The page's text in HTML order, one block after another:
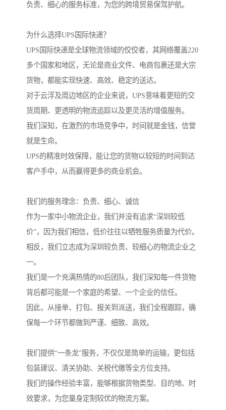
负责、细心的服务标准，为您的跨境贸易保驾护航。
为什么选择UPS国际快递？
UPS国际快递是全球物流领域的佼佼者，其网络覆盖220
多个国家和地区，无论是商业文件、电商包裹还是大宗
货物，都能实现快速、高效、稳定的送达。
对于云浮及周边地区的企业来说，UPS意味着更短的交
货周期、更透明的物流追踪以及更灵活的增值服务。
我们深知，在激烈的市场竞争中，时间就是金钱，信誉
就是生命。
UPS的精准时效保障，能让您的货物以较短的时间到达
客户手中，从而赢得更多的商业机会。
我们的服务理念：负责、细心、诚信
作为一家中小物流企业，我们并没有追求“深圳较低
价”，因为我们相信，低价往往以牺牲服务质量为代价。
相反，我们立志成为深圳较负责、较细心的物流企业之
一。
我们是一个充满热情的80后团队，我们深知每一件货物
背后都可能是一个家庭的希望、一个企业的信任。
因此，从接单、打包、报关到派送，我们全程跟踪，确
保每一个环节都做到严谨、细致、高效。
我们提供“一条龙”服务，不仅仅是简单的运输，更包括
包装建议、清关协助、关税代缴等全方位支持。
我们的操作经验丰富，能够根据货物类型、目的地、时
效要求，为您量身定制较优的物流方案。